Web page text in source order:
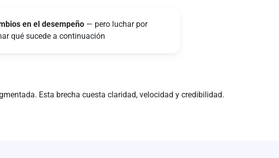
en el desempeño — pero luchar por
qué sucede a continuación
Esta brecha cuesta claridad, velocidad y credibilidad.